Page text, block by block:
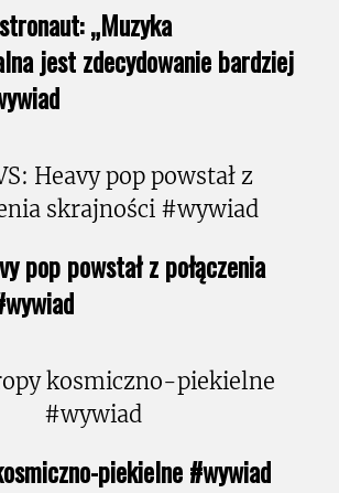
„Muzyka
jest zdecydowanie bardziej
pop powstał z połączenia
piekielne #wywiad